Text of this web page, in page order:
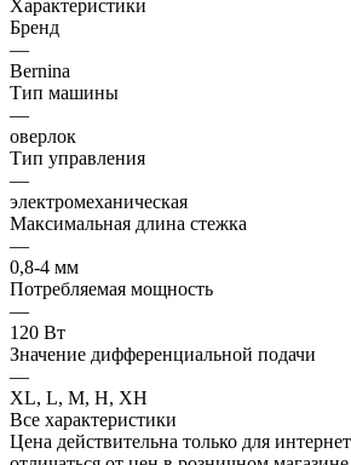
Характеристики
Бренд
—
Bernina
Тип машины
—
оверлок
Тип управления
—
электромеханическая
Максимальная длина стежка
—
0,8-4 мм
Потребляемая мощность
—
120 Вт
Значение дифференциальной подачи
—
XL, L, M, H, XH
Все характеристики
Цена действительна только для